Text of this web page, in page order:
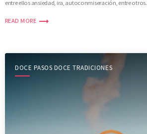
entre ellos ansiedad, ira, autoconmiseración, entre otros.
READ MORE trending_flat
DOCE PASOS DOCE TRADICIONES